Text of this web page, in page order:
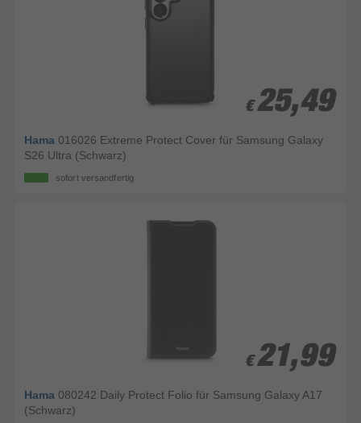
€ 25,49
€ 25,49
Hama 016026 Extreme Protect Cover für Samsung Galaxy
S26 Ultra (Schwarz)
sofort versandfertig
€ 21,99
€ 21,99
Hama 080242 Daily Protect Folio für Samsung Galaxy A17
(Schwarz)